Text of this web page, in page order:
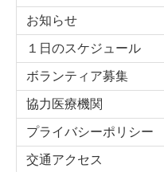
お知らせ
１日のスケジュール
ボランティア募集
協力医療機関
プライバシーポリシー
交通アクセス